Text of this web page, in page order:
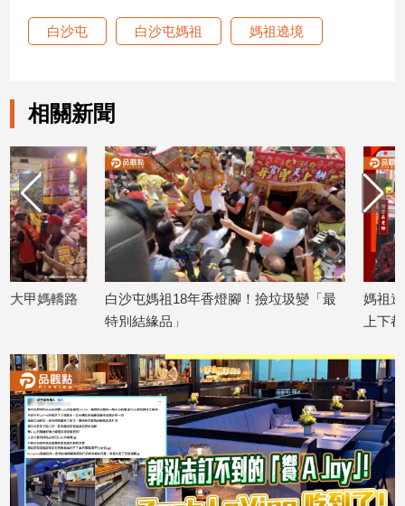
區
台
觀
點
南
台
灣
觀
點
娛
樂
娛
樂
星
聞
白沙屯 白沙屯媽祖 媽祖遶境
相關新聞
白沙屯媽祖18年香燈腳！撿垃圾變「最
特別結緣品」
媽祖遶境不能少了